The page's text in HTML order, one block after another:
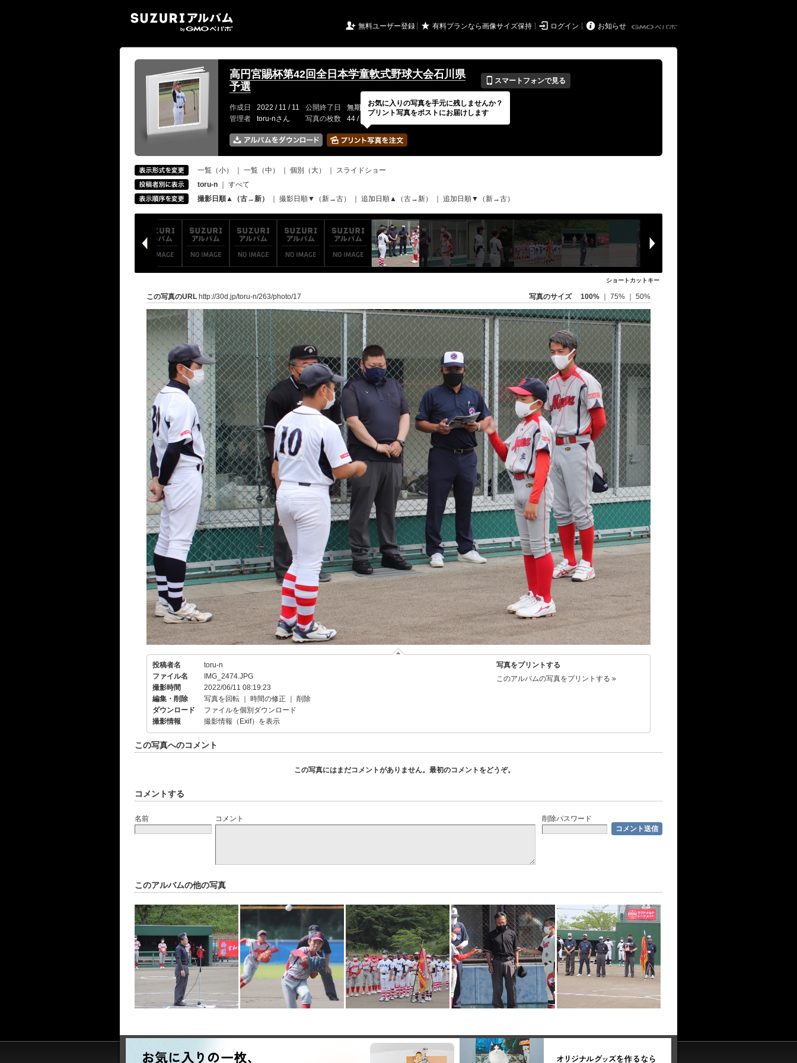
 無料ユーザー登録 ★ 有料プランなら画像サイズ保持  ログイン  お知らせ
高円宮賜杯第42回全日本学童軟式野球大会石川県
予選
📱 スマートフォンで見る
作成日 2022 / 11 / 11 公開終了日 無期限 イベントの期間
---
管理者
toru-nさん 写真の枚数 44 / 2000枚
一覧（小） 一覧（中） 個別（大）
スライドショー
toru-n
すべて
撮影日順▲（古→新）
撮影日順▼（新→古） 追加日順▲（古→新） 追加日順▼（新→古）
ショートカットキー
この写真のURL http://30d.jp/toru-n/263/photo/17 写真のサイズ 100% 75% 50%
投稿者名
toru-n
ファイル名
IMG_2474.JPG
撮影時間
2022/06/11 08:19:23
編集・削除
写真を回転 時間の修正
削除
ダウンロード
ファイルを個別ダウンロード
撮影情報
撮影情報（Exif）を表示
写真をプリントする
このアルバムの写真をプリントする »
この写真へのコメント
この写真にはまだコメントがありません。最初のコメントをどうぞ。
コメントする
名前 コメント 削除パスワード
このアルバムの他の写真
お気に入りの写真を手元に残しませんか？
プリント写真をポストにお届けします